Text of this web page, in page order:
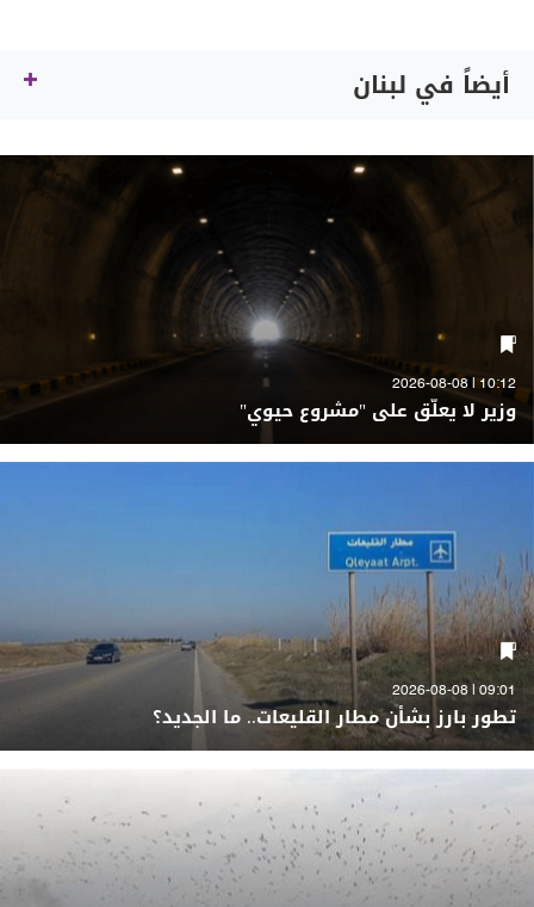
أيضاً في لبنان
10:12 | 2026-08-08
وزير لا يعلّق على "مشروع حيوي"
09:01 | 2026-08-08
تطور بارز بشأن مطار القليعات.. ما الجديد؟